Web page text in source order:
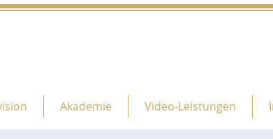
Akademie Video-Leistungen